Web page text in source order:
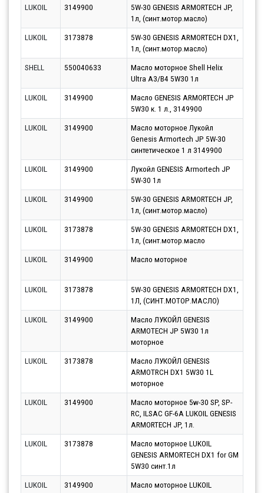
LUKOIL 3149900
5W-30 GENESIS ARMORTECH JP,
1л, (синт.мотор.масло)
LUKOIL
3173878
5W-30 GENESIS ARMORTECH DX1,
1л, (синт.мотор.масло)
SHELL
550040633
Масло моторное Shell Helix
Ultra A3/B4 5W30 1л
LUKOIL
3149900
Масло GENESIS ARMORTECH JP
5W30 к. 1 л., 3149900
LUKOIL
3149900
Масло моторное Лукойл
Genesis Armortech JP 5W-30
синтетическое 1 л 3149900
LUKOIL 3149900
Лукойл GENESIS Armortech JP
5W-30 1л
LUKOIL
3149900
5W-30 GENESIS ARMORTECH JP,
1л, (синт.мотор.масло)
LUKOIL
3173878
5W-30 GENESIS ARMORTECH DX1,
1л, (синт.мотор.масло
LUKOIL
3149900 Масло моторное
LUKOIL
3173878
5W-30 GENESIS ARMORTECH DX1,
1Л, (СИНТ.МОТОР.МАСЛО)
LUKOIL
3149900
Масло ЛУКОЙЛ GENESIS
ARMOTECH JP 5W30 1л
моторное
LUKOIL 3173878
Масло ЛУКОЙЛ GENESIS
ARMOTRCH DX1 5W30 1L
моторное
LUKOIL 3149900
Масло моторное 5w-30 SP, SP-
RC, ILSAC GF-6A LUKOIL GENESIS
ARMORTECH JP, 1л.
LUKOIL 3173878
Масло моторное LUKOIL
GENESIS ARMORTECH DX1 for GM
5W30 синт.1л
LUKOIL 3149900
Масло моторное LUKOIL